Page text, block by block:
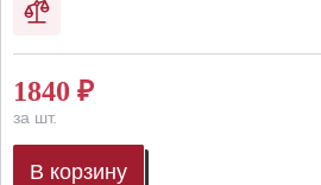
1840 ₽
за шт.
В корзину